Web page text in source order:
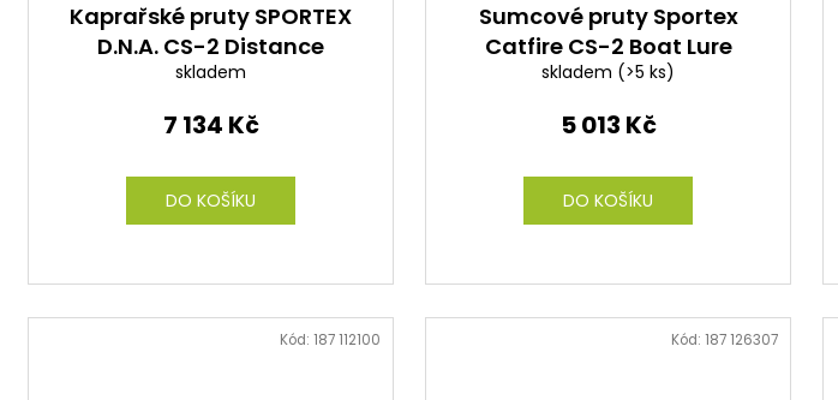
Kaprařské pruty SPORTEX
D.N.A. CS-2 Distance
396cm/3-5oz
skladem
7 134 Kč
DO KOŠÍKU
Sumcové pruty Sportex
Catfire CS-2 Boat Lure
215cm 20-100g
skladem (>5 ks)
5 013 Kč
DO KOŠÍKU
Kód: 187 112100 Kód: 187 126307